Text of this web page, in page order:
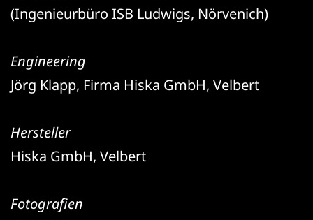
(Ingenieurbüro ISB Ludwigs, Nörvenich)
Engineering
Jörg Klapp, Firma Hiska GmbH, Velbert
Hersteller
Hiska GmbH, Velbert
Fotografien